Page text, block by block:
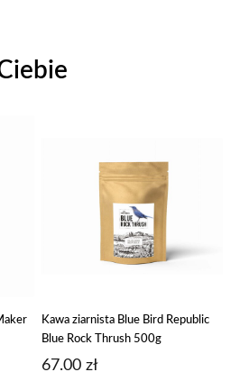
Kawa ziarnista Blue Bird Republic
Blue Rock Thrush 500g
67.00zł